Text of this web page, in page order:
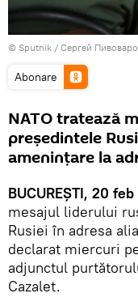
© Sputnik / Сергей
Abonare
NATO tratează
președintele
amenințare la
BUCUREȘTI, 20
mesajul liderului
Rusiei în adresa
declarat miercuri
adjunctul
Cazalet.